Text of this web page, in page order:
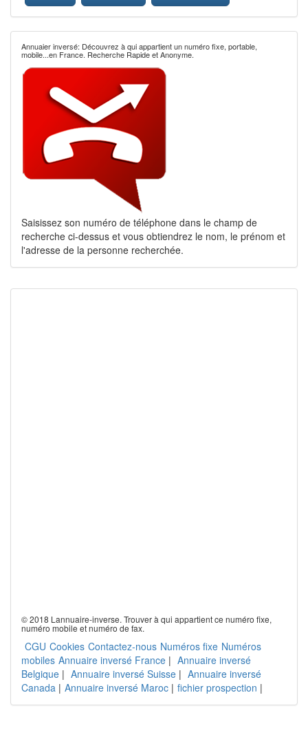
Annuaier inversé: Découvrez à qui appartient un numéro fixe, portable,
mobile...en France. Recherche Rapide et Anonyme.
Saisissez son numéro de téléphone dans le champ de
recherche ci-dessus et vous obtiendrez le nom, le prénom et
l'adresse de la personne recherchée.
© 2018 Lannuaire-inverse. Trouver à qui appartient ce numéro fixe,
numéro mobile et numéro de fax.
CGU Cookies Contactez-nous Numéros fixe Numéros
mobiles Annuaire inversé France | Annuaire inversé
Belgique | Annuaire inversé Suisse | Annuaire inversé
Canada | Annuaire inversé Maroc | fichier prospection |